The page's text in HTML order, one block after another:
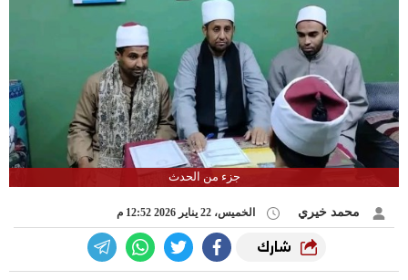
جزء من الحدث
محمد خيري الخميس، 22 يناير 2026 12:52 م
شارك